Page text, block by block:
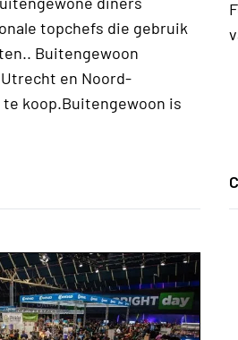
topchefs die gebruik
Buitengewoon
en Noord-
koop.Buitengewoon is